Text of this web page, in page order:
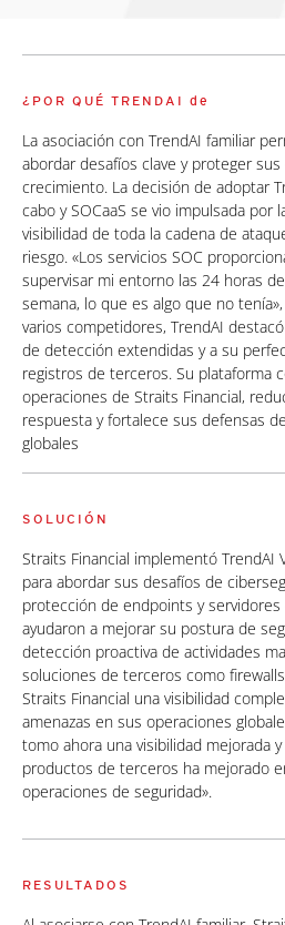
¿POR QUÉ TRENDAI de
La asociación con TrendAI familiar
abordar desafíos clave y proteger
crecimiento. La decisión de adoptar
cabo y SOCaaS se vio impulsada por
visibilidad de toda la cadena de
riesgo. «Los servicios SOC
supervisar mi entorno las 24 horas
semana, lo que es algo que no
varios competidores, TrendAI
de detección extendidas y a su
registros de terceros. Su plataforma
operaciones de Straits Financial,
respuesta y fortalece sus defensas
globales
SOLUCIÓN
Straits Financial implementó TrendAI
para abordar sus desafíos de
protección de endpoints y servidores
ayudaron a mejorar su postura de
detección proactiva de actividades
soluciones de terceros como
Straits Financial una visibilidad
amenazas en sus operaciones
tomo ahora una visibilidad mejorada
productos de terceros ha mejorado
operaciones de seguridad».
RESULTADOS